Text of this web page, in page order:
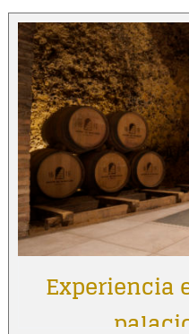
Experiencia